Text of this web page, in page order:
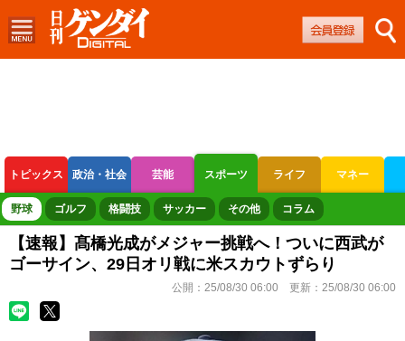
トピックス 政治・社会 芸能 スポーツ ライフ マネー
ボートレース 競輪 オートレース
野球 ゴルフ 格闘技 サッカー その他 コラム
【速報】髙橋光成がメジャー挑戦へ！ついに西武が
ゴーサイン、29日オリ戦に米スカウトずらり
公開： 25/08/30 06:00 更新： 25/08/30 06:00